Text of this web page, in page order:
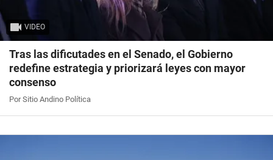
VIDEO
Tras las dificutades en el Senado, el Gobierno
redefine estrategia y priorizará leyes con mayor
consenso
Por Sitio Andino Política